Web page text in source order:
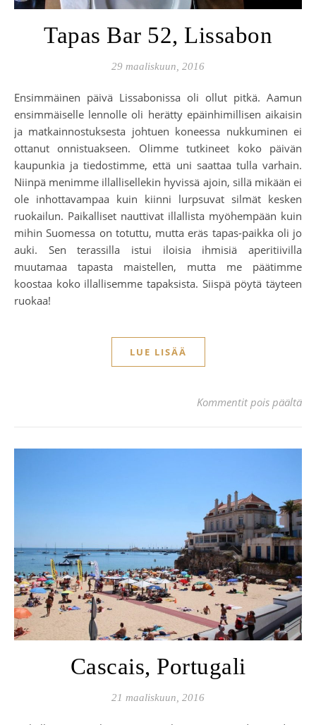
Tapas Bar 52, Lissabon
29 maaliskuun, 2016
Ensimmäinen päivä Lissabonissa oli ollut pitkä. Aamun
ensimmäiselle lennolle oli herätty epäinhimillisen aikaisin
ja matkainnostuksesta johtuen koneessa nukkuminen ei
ottanut onnistuakseen. Olimme tutkineet koko päivän
kaupunkia ja tiedostimme, että uni saattaa tulla varhain.
Niinpä menimme illallisellekin hyvissä ajoin, sillä mikään ei
ole inhottavampaa kuin kiinni lurpsuvat silmät kesken
ruokailun. Paikalliset nauttivat illallista myöhempään kuin
mihin Suomessa on totuttu, mutta eräs tapas-paikka oli jo
auki. Sen terassilla istui iloisia ihmisiä aperitiivilla
muutamaa tapasta maistellen, mutta me päätimme
koostaa koko illallisemme tapaksista. Siispä pöytä täyteen
ruokaa!
LUE LISÄÄ
Kommentit pois päältä
Cascais, Portugali
21 maaliskuun, 2016